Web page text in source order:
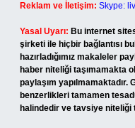
Reklam ve İletişim: Skype:
Yasal Uyarı: Bu internet
şirketi ile hiçbir bağlantısı
hazırladığımız makaleler
haber niteliği taşımamakta
paylaşım
benzerlikleri tamamen
halindedir ve tavsiye niteliği